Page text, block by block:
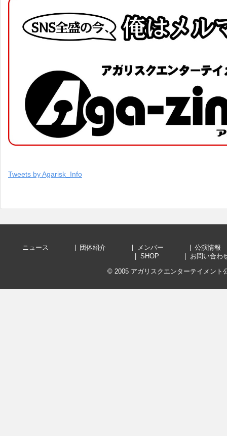
Tweets by Agarisk_Info
ニュース 団体紹介 メンバー
公演
SHOP
お問い
© 2005 アガリスクエンターテイメント